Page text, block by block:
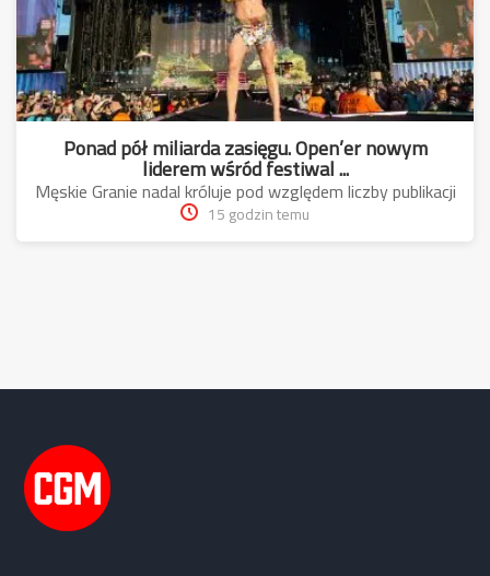
Ponad pół miliarda zasięgu. Open’er nowym
liderem wśród festiwal ...
Męskie Granie nadal króluje pod względem liczby publikacji
15 godzin temu